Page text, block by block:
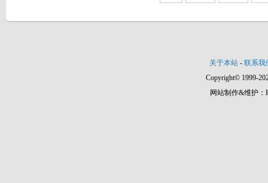
关于本站 - 联系我
Copyright© 1999-
网站制作&维护